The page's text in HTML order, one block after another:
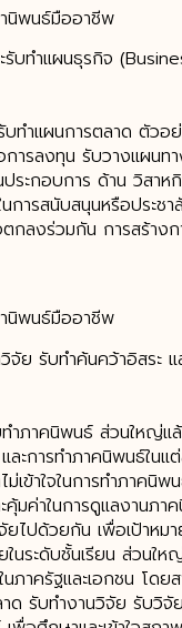
นิพนธ์มืออาชีพ
รับทำแผนธุรกิจ
ทําแผนการตลาด ตัวอ
การลงทุน รับวางแผน
ระกอบการ ด้าน วิสา
การสนับสนุนหรือประช
กลงร่วมกัน การสร้าง
นิพนธ์มืออาชีพ
จัย รับทำค้นคว้าอิสระ
ภาคนิพนธ์ ส่วนใหญ่แ
การทำภาคนิพนธ์ในแต่
ม่เข้าใจในการทำภาค
คุ้มค่าในการดูแลงาน
ไปด้วยกัน เพื่อเป้าหม
นระดับชั้นเรียน ส่วนใ
นภาครัฐและเอกชน โ
ด รับทำงานวิจัย รับวิ